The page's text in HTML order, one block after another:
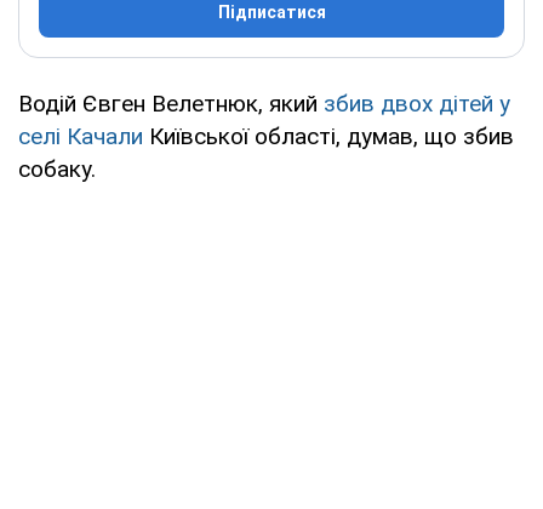
Підписатися
Водій Євген Велетнюк, який збив двох дітей у
селі Качали Київської області, думав, що збив
собаку.